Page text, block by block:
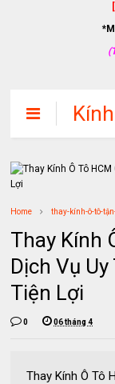
Home thay-kính-ô-tô-
Thay Kính
Dịch Vụ
Tiện Lợi
0 06 tháng 4
Thay Kính Ô Tô